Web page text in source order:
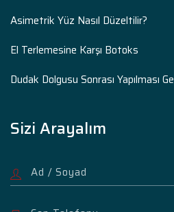
Asimetrik Yüz Nasıl Düzeltilir?
El Terlemesine Karşı Botoks
Dudak Dolgusu Sonrası Yapılması
Sizi Arayalım